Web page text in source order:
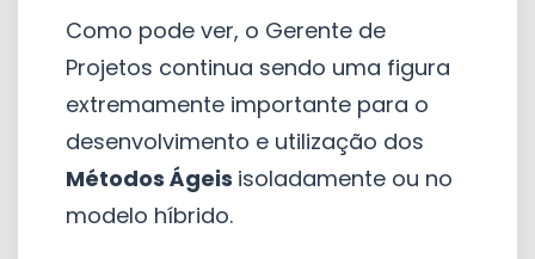
Como pode ver, o Gerente de
Projetos continua sendo uma figura
extremamente importante para o
desenvolvimento e utilização dos
Métodos Ágeis isoladamente ou no
modelo híbrido.